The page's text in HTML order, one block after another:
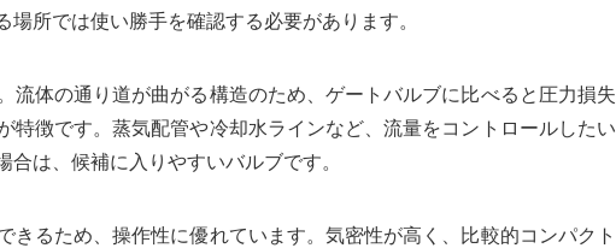
所では使い勝手を確認する必要があります。
流体の通り道が曲がる構造のため、ゲートバルブに比べると圧力損失
特徴です。蒸気配管や冷却水ラインなど、流量をコントロールしたい
は、候補に入りやすいバルブです。
るため、操作性に優れています。気密性が高く、比較的コンパクト